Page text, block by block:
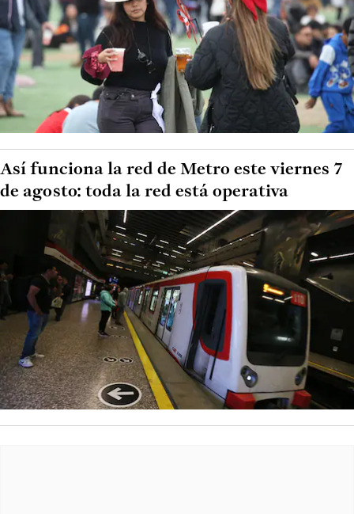
Así funciona la red de Metro este viernes 7
de agosto: toda la red está operativa